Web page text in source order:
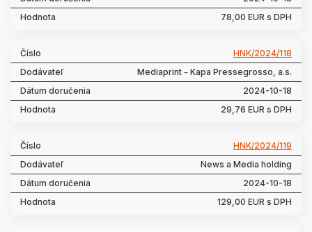
78,00 EUR s DPH
HNK/2024/118
Mediaprint - Kapa Pressegrosso, a.s.
2024-10-18
29,76 EUR s DPH
HNK/2024/119
News a Media holding
2024-10-18
129,00 EUR s DPH